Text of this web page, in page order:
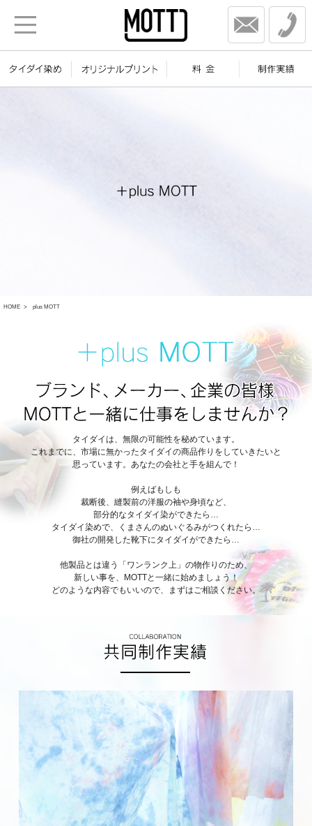
HOME plus MOTT
タイダイは、無限の可能性を秘めています。
これまでに、市場に無かったタイダイの商品作りをしていきたいと
思っています。あなたの会社と手を組んで！
例えばもしも
裁断後、縫製前の洋服の袖や身頃など、
部分的なタイダイ染ができたら…
タイダイ染めで、くまさんのぬいぐるみがつくれたら…
御社の開発した靴下にタイダイができたら…
他製品とは違う「ワンランク上」の物作りのため、
新しい事を、MOTTと一緒に始めましょう！
どのような内容でもいいので、まずはご相談ください。